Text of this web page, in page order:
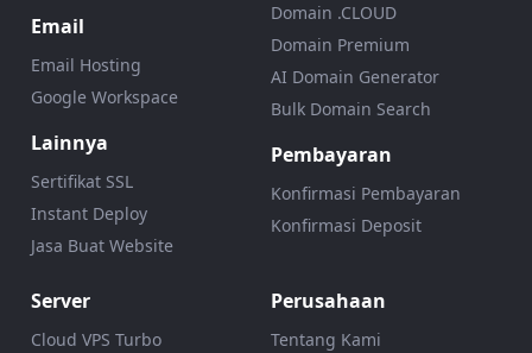
Email
Email Hosting
Google Workspace
Lainnya
Sertifikat SSL
Instant Deploy
Jasa Buat Website
Domain .CLOUD
Domain Premium
AI Domain Generator
Bulk Domain Search
Pembayaran
Konfirmasi Pembayaran
Konfirmasi Deposit
Server
Cloud VPS Turbo
Perusahaan
Tentang Kami